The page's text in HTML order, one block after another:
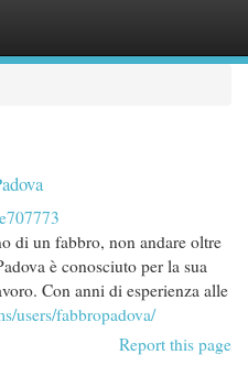
di un fabbro, non andare oltre
è conosciuto per la sua
Con anni di esperienza alle
users/fabbropadova/
Report this page